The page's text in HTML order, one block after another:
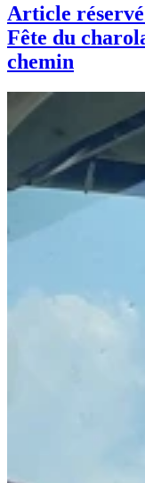
Article réservé
Fête du
chemin